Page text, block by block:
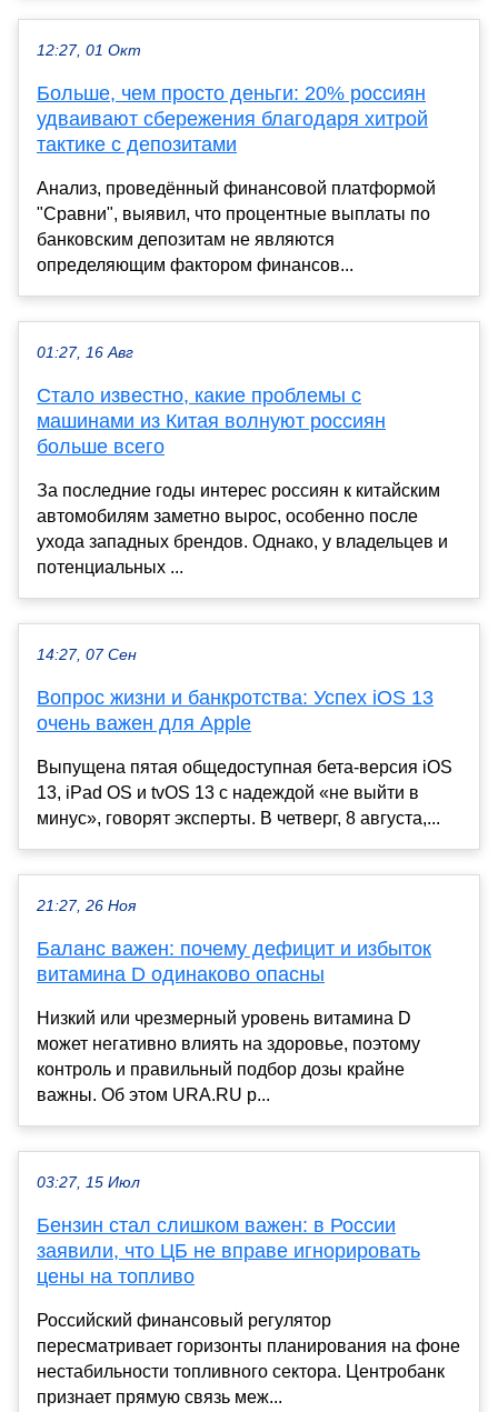
12:27, 01 Окт
Больше, чем просто деньги: 20% россиян
удваивают сбережения благодаря хитрой
тактике с депозитами
Анализ, проведённый финансовой платформой
"Сравни", выявил, что процентные выплаты по
банковским депозитам не являются
определяющим фактором финансов...
01:27, 16 Авг
Стало известно, какие проблемы с
машинами из Китая волнуют россиян
больше всего
За последние годы интерес россиян к китайским
автомобилям заметно вырос, особенно после
ухода западных брендов. Однако, у владельцев и
потенциальных ...
14:27, 07 Сен
Вопрос жизни и банкротства: Успех iOS 13
очень важен для Apple
Выпущена пятая общедоступная бета-версия iOS
13, iPad OS и tvOS 13 с надеждой «не выйти в
минус», говорят эксперты. В четверг, 8 августа,...
21:27, 26 Ноя
Баланс важен: почему дефицит и избыток
витамина D одинаково опасны
Низкий или чрезмерный уровень витамина D
может негативно влиять на здоровье, поэтому
контроль и правильный подбор дозы крайне
важны. Об этом URA.RU р...
03:27, 15 Июл
Бензин стал слишком важен: в России
заявили, что ЦБ не вправе игнорировать
цены на топливо
Российский финансовый регулятор
пересматривает горизонты планирования на фоне
нестабильности топливного сектора. Центробанк
признает прямую связь меж...